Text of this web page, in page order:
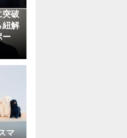
突破
紐解
ー
マ